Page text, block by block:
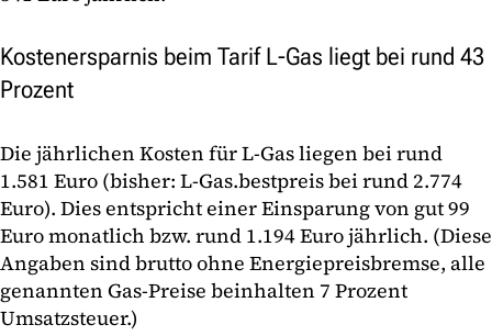
Kostenersparnis beim Tarif L-Gas liegt bei rund 43
Prozent
Die jährlichen Kosten für L-Gas liegen bei rund
1.581 Euro (bisher: L-Gas.bestpreis bei rund 2.774
Euro). Dies entspricht einer Einsparung von gut 99
Euro monatlich bzw. rund 1.194 Euro jährlich. (Diese
Angaben sind brutto ohne Energiepreisbremse, alle
genannten Gas-Preise beinhalten 7 Prozent
Umsatzsteuer.)